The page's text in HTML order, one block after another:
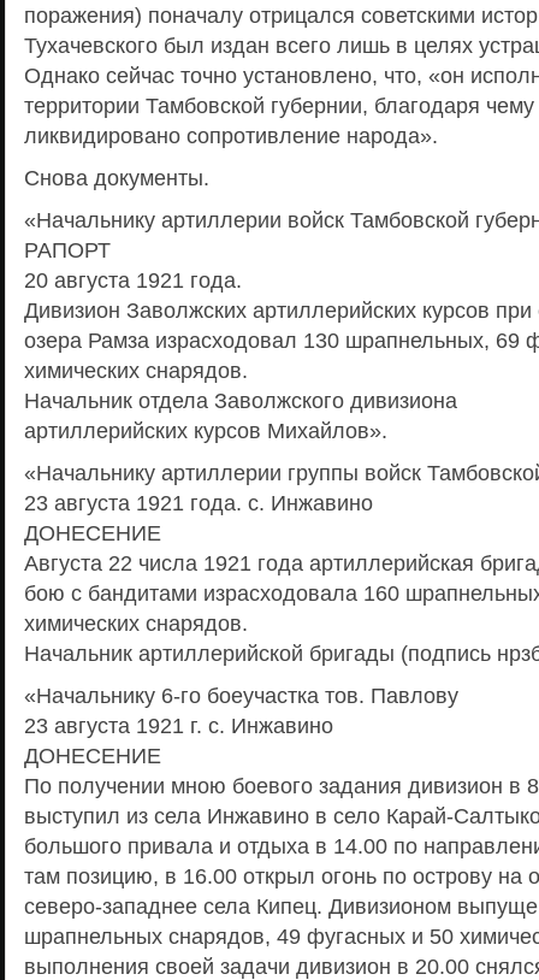
поражения) поначалу отрицался советскими
Тухачевского был издан всего лишь в целях
Однако сейчас точно установлено, что, «он
территории Тамбовской губернии, благодаря
ликвидировано сопротивление народа».
Снова документы.
«Начальнику артиллерии войск Тамбовской
РАПОРТ
20 августа 1921 года.
Дивизион Заволжских артиллерийских курсов
озера Рамза израсходовал 130 шрапнельных, 69
химических снарядов.
Начальник отдела Заволжского дивизиона
артиллерийских курсов Михайлов».
«Начальнику артиллерии группы войск
23 августа 1921 года. с. Инжавино
ДОНЕСЕНИЕ
Августа 22 числа 1921 года артиллерийская
бою с бандитами израсходовала 160
химических снарядов.
Начальник артиллерийской бригады (подпись
«Начальнику 6-го боеучастка тов. Павлову
23 августа 1921 г. с. Инжавино
ДОНЕСЕНИЕ
По получении мною боевого задания дивизион в
выступил из села Инжавино в село Карай-
большого привала и отдыха в 14.00 по
там позицию, в 16.00 открыл огонь по острову на
северо-западнее села Кипец. Дивизионом
шрапнельных снарядов, 49 фугасных и 50
выполнения своей задачи дивизион в 20.00